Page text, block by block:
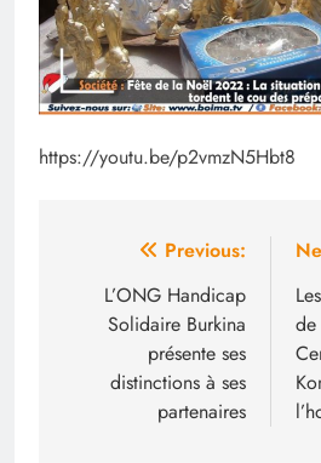
https://youtu.be/p2vmzN5Hbt8
Navigation
l’article
Previous:
L’ONG Handicap
Solidaire Burkina
présente ses
distinctions à ses
partenaires